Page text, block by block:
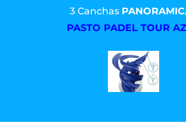
3 Canchas
PASTO PADEL TOUR